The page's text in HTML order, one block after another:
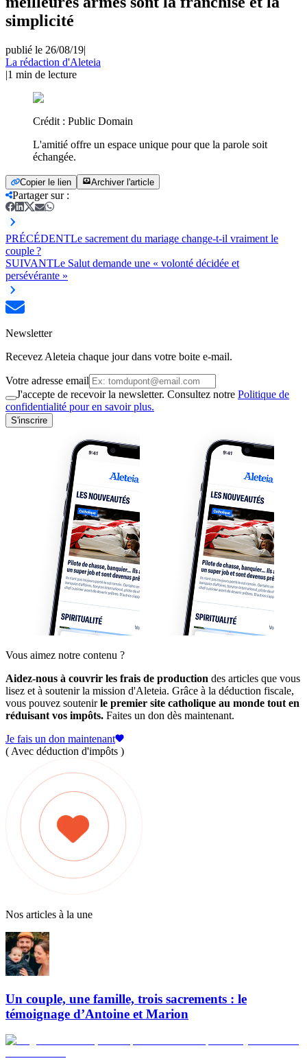
simplicité
publié le 26/08/19|
La rédaction d'Aleteia
|1 min de lecture
Crédit : Public Domain
L'amitié offre un espace unique pour que la parole soit
échangée.
Copier le lien Archiver l'article
Partager sur:
PRÉCÉDENTLe sacrement du mariage change-t-il vraiment le
couple ?
SUIVANTLe Salut demande une « volonté décidée et
persévérante »
Newsletter
Recevez Aleteia chaque jour dans votre boite e-mail.
Votre adresse email
J'accepte de recevoir la newsletter. Consultez notre Politique de
confidentialité pour en savoir plus.
S'inscrire
Vous aimez notre contenu ?
Aidez-nous à couvrir les frais de production des articles que vous
lisez et à soutenir la mission d'Aleteia. Grâce à la déduction fiscale,
vous pouvez soutenirle premier site catholique au monde tout en
réduisant vos impôts. Faites un don dès maintenant.
Je fais un don maintenant
( Avec déduction d'impôts )
Nos articles à la une
Un couple, une famille, trois sacrements : le
témoignage d’Antoine et Marion